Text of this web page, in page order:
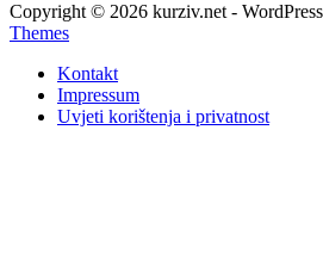
Copyright © 2026 kurziv.net -
Themes
Kontakt
Impressum
Uvjeti korištenja i privatnost